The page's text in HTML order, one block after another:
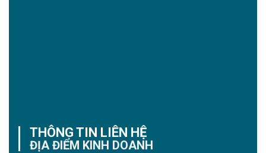
THÔNG TIN LIÊN HỆ
ĐỊA ĐIỂM KINH DOANH